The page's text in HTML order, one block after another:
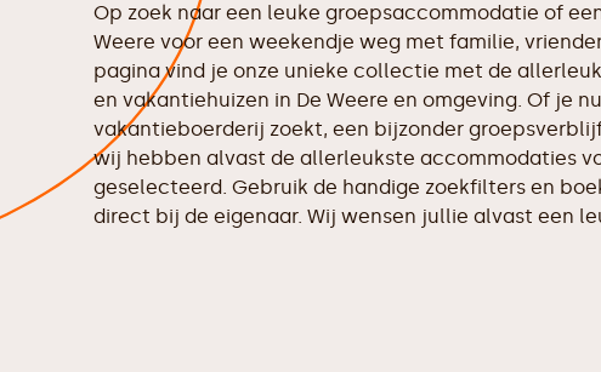
Op zoek naar een leuke groepsaccommodatie of
Weere voor een weekendje weg met familie,
pagina vind je onze unieke collectie met de
en vakantiehuizen in De Weere en omgeving. Of je
vakantieboerderij zoekt, een bijzonder
wij hebben alvast de allerleukste accommodaties
geselecteerd. Gebruik de handige zoekfilters en
direct bij de eigenaar. Wij wensen jullie alvast een